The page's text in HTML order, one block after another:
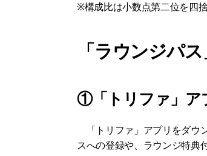
※構成比は小数点第二位を四
「ラウンジパ
①「トリファ」ア
「トリファ」アプリをダウ
スへの登録や、ラウンジ特典